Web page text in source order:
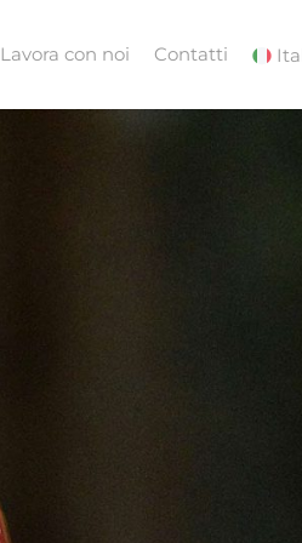
Lavora con noi Contatti